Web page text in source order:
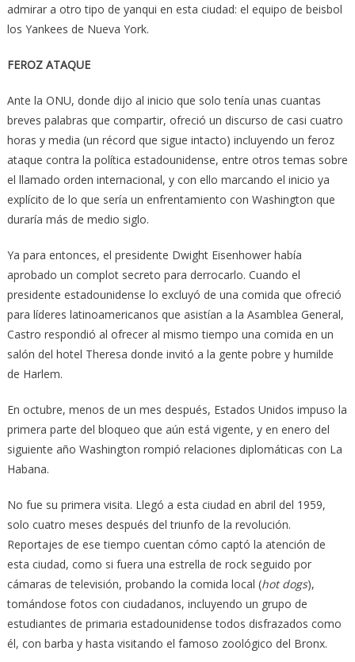
admirar a otro tipo de yanqui en esta ciudad: el equipo de beisbol
los Yankees de Nueva York.
FEROZ ATAQUE
Ante la ONU, donde dijo al inicio que solo tenía unas cuantas
breves palabras que compartir, ofreció un discurso de casi cuatro
horas y media (un récord que sigue intacto) incluyendo un feroz
ataque contra la política estadounidense, entre otros temas sobre
el llamado orden internacional, y con ello marcando el inicio ya
explícito de lo que sería un enfrentamiento con Washington que
duraría más de medio siglo.
Ya para entonces, el presidente Dwight Eisenhower había
aprobado un complot secreto para derrocarlo. Cuando el
presidente estadounidense lo excluyó de una comida que ofreció
para líderes latinoamericanos que asistían a la Asamblea General,
Castro respondió al ofrecer al mismo tiempo una comida en un
salón del hotel Theresa donde invitó a la gente pobre y humilde
de Harlem.
En octubre, menos de un mes después, Estados Unidos impuso la
primera parte del bloqueo que aún está vigente, y en enero del
siguiente año Washington rompió relaciones diplomáticas con La
Habana.
No fue su primera visita. Llegó a esta ciudad en abril del 1959,
solo cuatro meses después del triunfo de la revolución.
Reportajes de ese tiempo cuentan cómo captó la atención de
esta ciudad, como si fuera una estrella de rock seguido por
cámaras de televisión, probando la comida local (hot dogs),
tomándose fotos con ciudadanos, incluyendo un grupo de
estudiantes de primaria estadounidense todos disfrazados como
él, con barba y hasta visitando el famoso zoológico del Bronx.